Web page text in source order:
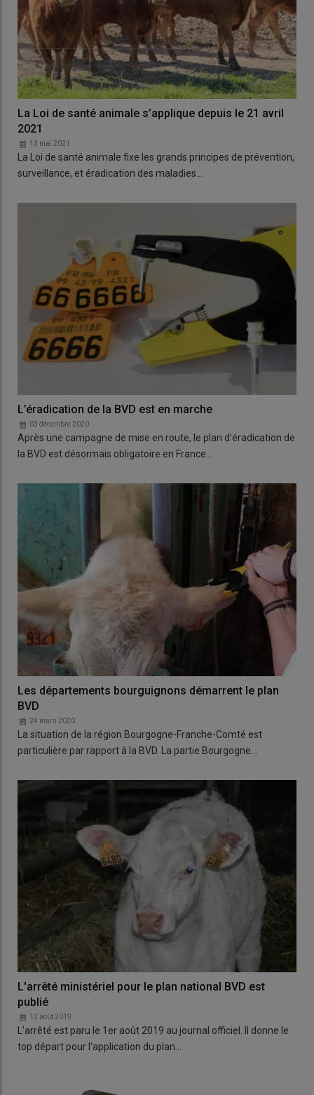
La Loi de santé animale s’applique depuis le 21 avril
2021
13 mai 2021
La Loi de santé animale fixe les grands principes de prévention,
surveillance, et éradication des maladies…
L’éradication de la BVD est en marche
03 décembre 2020
Après une campagne de mise en route, le plan d’éradication de
la BVD est désormais obligatoire en France…
Les départements bourguignons démarrent le plan
BVD
24 mars 2020
La situation de la région Bourgogne-Franche-Comté est
particulière par rapport à la BVD. La partie Bourgogne…
L'arrêté ministériel pour le plan national BVD est
publié
12 août 2019
L'arrêté est paru le 1er août 2019 au journal officiel. Il donne le
top départ pour l'application du plan…